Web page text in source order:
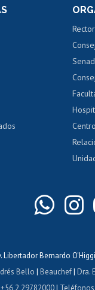
alumnos
exalumnos
y grados
Ayuda tecnológica
Libertador Bernardo
Bello | Beauchef| Dra.
+56 2 29782000|